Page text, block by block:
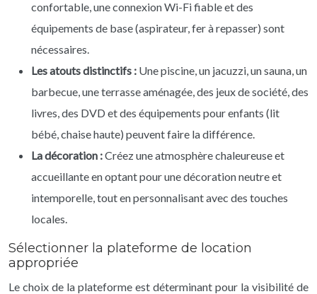
confortable, une connexion Wi-Fi fiable et des
équipements de base (aspirateur, fer à repasser) sont
nécessaires.
Les atouts distinctifs : Une piscine, un jacuzzi, un sauna, un
barbecue, une terrasse aménagée, des jeux de société, des
livres, des DVD et des équipements pour enfants (lit
bébé, chaise haute) peuvent faire la différence.
La décoration :Créez une atmosphère chaleureuse et
accueillante en optant pour une décoration neutre et
intemporelle, tout en personnalisant avec des touches
locales.
Sélectionner la plateforme de location
appropriée
Le choix de la plateforme est déterminant pour la visibilité de